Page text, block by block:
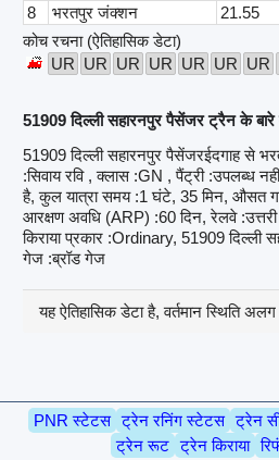
8
भरतपुर जंक्शन 21.55
कोच रचना (ऐतिहासिक डेटा)
UR UR UR UR UR UR UR
51909 दिल्ली सहारनपुर पैसेंजर ट्रैन के बारे
51909 दिल्ली सहारनपुर पैसेंजरईदगाह से
:सिवाय रवि , क्लास :GN , पैंट्री :उपलब्ध
है, कुल यात्रा समय :1 घंटे, 35 मिन, औसत
आरक्षण अवधि (ARP) :60 दिन, रेलवे
किराया प्रकार :Ordinary, 51909 दिल्ली
गेज :ब्रॉड गेज
यह ऐतिहासिक डेटा है, वर्तमान स्थिति
PNR स्टेटस ट्रेन रनिंग स्टेटस ट्रेन
ट्रेन रूट ट्रेन किराया